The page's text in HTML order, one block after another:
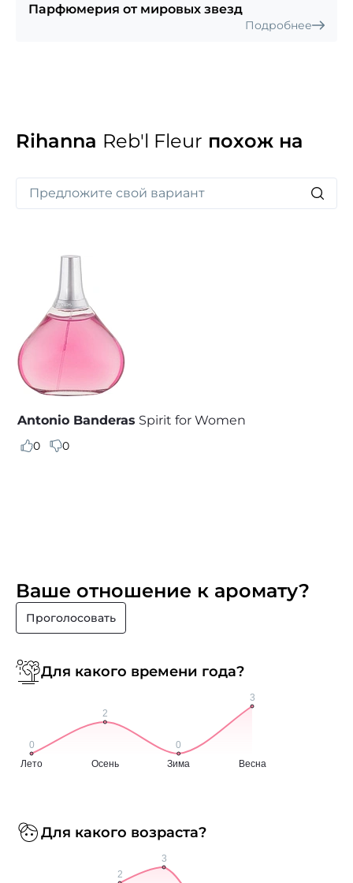
Парфюмерия от мировых звезд
Подробнее
Rihanna Reb'l Fleur похож на
Antonio Banderas Spirit for Women
0 0
Ваше отношение к аромату?
Проголосовать
Для какого времени года?
Для какого возраста?